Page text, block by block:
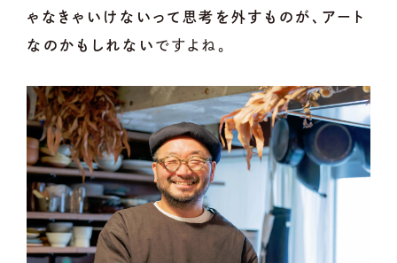
ゃなきゃいけないって思考を外すものが、アート
なのかもしれない ですよね。